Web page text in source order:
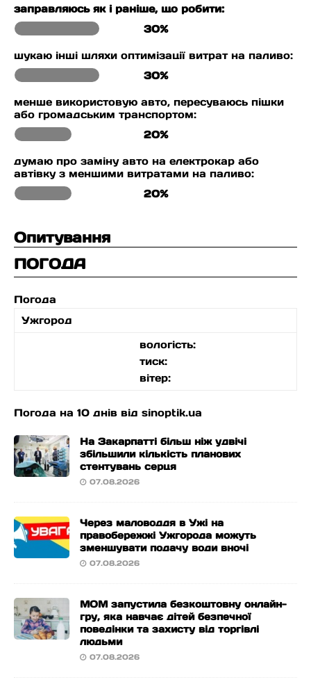
заправляюсь як і раніше, що робити:
30%
шукаю інші шляхи оптимізації витрат на паливо:
30%
менше використовую авто, пересуваюсь пішки
або громадським транспортом:
20%
думаю про заміну авто на електрокар або
автівку з меншими витратами на паливо:
20%
Опитування
ПОГОДА
Погода
Ужгород
вологість:
тиск:
вітер:
Погода на 10 днів від sinoptik.ua
На Закарпатті більш ніж удвічі
збільшили кількість планових
стентувань серця
07.08.2026
Через маловоддя в Ужі на
правобережжі Ужгорода можуть
зменшувати подачу води вночі
07.08.2026
МОМ запустила безкоштовну онлайн-
гру, яка навчає дітей безпечної
поведінки та захисту від торгівлі
людьми
07.08.2026